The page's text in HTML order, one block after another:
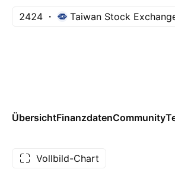
2424 Taiwan Stock
ÜbersichtFinanzdatenCommunity
Vollbild-Chart